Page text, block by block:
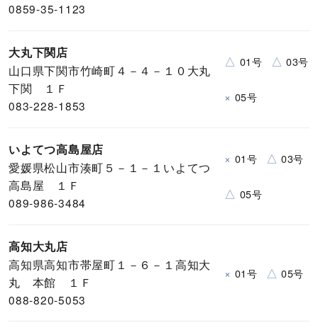
0859-35-1123
大丸下関店
山口県下関市竹崎町４－４－１０大丸
下関 １Ｆ
083-228-1853
△ 01号 △ 03号
× 05号
いよてつ高島屋店
愛媛県松山市湊町５－１－１いよてつ
高島屋 １Ｆ
089-986-3484
× 01号 △ 03号
△ 05号
高知大丸店
高知県高知市帯屋町１－６－１高知大
丸 本館 １Ｆ
088-820-5053
× 01号 △ 05号